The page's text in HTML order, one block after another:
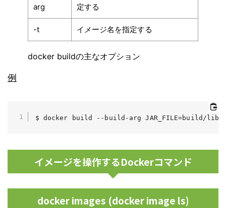
arg
定する
-t イメージ名を指定する
docker buildの主なオプション
例
$ docker build --build-arg JAR_FILE=build/
イメージを操作するDockerコマンド
docker images (docker image ls)